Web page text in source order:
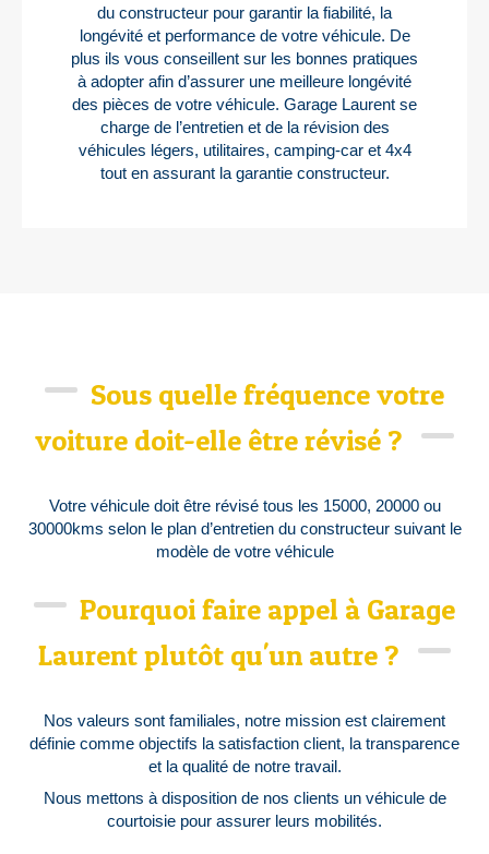
du constructeur pour garantir la fiabilité, la
longévité et performance de votre véhicule. De
plus ils vous conseillent sur les bonnes pratiques
à adopter afin d’assurer une meilleure longévité
des pièces de votre véhicule. Garage Laurent se
charge de l’entretien et de la révision des
véhicules légers, utilitaires, camping-car et 4x4
tout en assurant la garantie constructeur.
Sous quelle fréquence votre
voiture doit-elle être révisé ?
Votre véhicule doit être révisé tous les 15000, 20000 ou
30000kms selon le plan d’entretien du constructeur suivant le
modèle de votre véhicule
Pourquoi faire appel à Garage
Laurent plutôt qu'un autre ?
Nos valeurs sont familiales, notre mission est clairement
définie comme objectifs la satisfaction client, la transparence
et la qualité de notre travail.
Nous mettons à disposition de nos clients un véhicule de
courtoisie pour assurer leurs mobilités.